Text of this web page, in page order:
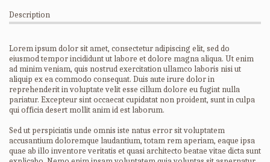
Description
Lorem ipsum dolor sit amet, consectetur adipiscing elit, sed do
eiusmod tempor incididunt ut labore et dolore magna aliqua. Ut enim
ad minim veniam, quis nostrud exercitation ullamco laboris nisi ut
aliquip ex ea commodo consequat. Duis aute irure dolor in
reprehenderit in voluptate velit esse cillum dolore eu fugiat nulla
pariatur. Excepteur sint occaecat cupidatat non proident, sunt in culpa
qui officia desert mollit anim id est laborum.
Sed ut perspiciatis unde omnis iste natus error sit voluptatem
accusantium doloremque laudantium, totam rem aperiam, eaque ipsa
quae ab illo inventore veritatis et quasi architecto beatae vitae dicta sunt